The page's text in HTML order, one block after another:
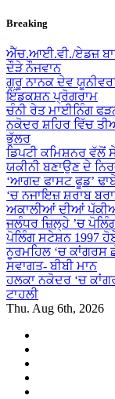
Skip
content
Breaking
ਐੱਚ.ਆਈ.ਵੀ./ਏਡਜ਼ ਬਾਰੇ
ਦੌੜੇ ਨੌਜਵਾਨ
ਗੁਰੂ ਨਾਨਕ ਦੇਵ
ਇੰਡਕਸ਼ਨ ਪ੍ਰੋਗਰਾਮ
ਚੰਨੀ ਰੇਤ ਮਾਈਨਿੰਗ
ਨਕੋਦਰ ਸ਼ਹਿਰ ਵਿੱਚ
ਭੁੱਲਰ
ਡਿਪਟੀ ਕਮਿਸ਼ਨਰ ਵੱਲੋਂ
ਯਕੀਨੀ ਬਣਾਉਣ ਦੇ
‘ਆਗਦ ਫਾਸਟ ਫੂਡ’
‘ਚ ਨਜਾਇਜ਼ ਸ਼ਰਾਬ
ਅਕਾਲੀਆਂ ਦੀਆਂ ਪੱਕੀਆਂ
ਜਲੰਧਰ ਜ਼ਿਲ੍ਹੇ ’ਚ
ਪੋਲਿੰਗ ਸਟੇਸ਼ਨ 1997
ਨੂਰਮਹਿਲ ‘ਚ ਕਾਂਗਰਸ
ਸਵਾਗਤ- ਬੀਬੀ ਮਾਨ
ਹਲਕਾ ਨਕੋਦਰ ‘ਚ
ਟਾਹਲੀ
Thu. Aug 6th, 2026